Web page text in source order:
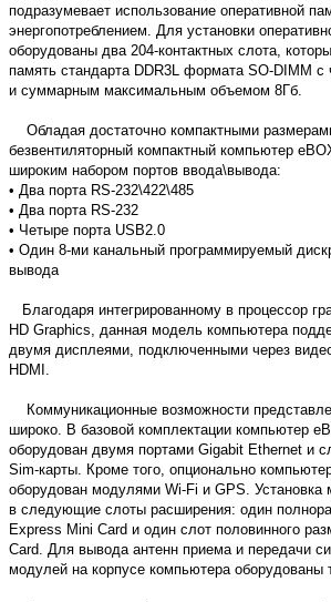
подразумевает использование оперативной
энергопотреблением. Для установки
оборудованы два 204-контактных слота,
память стандарта DDR3L формата SO-DIMM с
и суммарным максимальным объемом 8Гб.
Обладая достаточно компактными
безвентиляторный компактный компьютер
широким набором портов ввода\вывода:
• Два порта RS-232\422\485
• Два порта RS-232
• Четыре порта USB2.0
• Один 8-ми канальный программируемый
вывода
Благодаря интегрированному в процессор
HD Graphics, данная модель компьютера
двумя дисплеями, подключенными через
HDMI.
Коммуникационные возможности
широко. В базовой комплектации компьютер
оборудован двумя портами Gigabit Ethernet и
Sim-карты. Кроме того, опционально
оборудован модулями Wi-Fi и GPS. Установка
в следующие слоты расширения: один
Express Mini Card и один слот половинного
Card. Для вывода антенн приема и передачи
модулей на корпусе компьютера оборудованы